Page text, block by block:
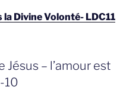
Divine Volonté- LDC11
Jésus – l’amour est
10